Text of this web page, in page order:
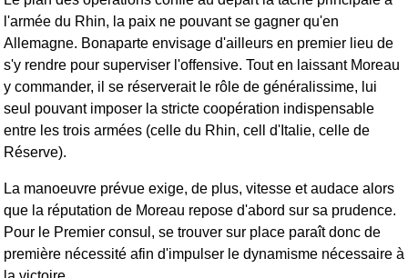
l'armée du Rhin, la paix ne pouvant se gagner qu'en
Allemagne. Bonaparte envisage d'ailleurs en premier lieu de
s'y rendre pour superviser l'offensive. Tout en laissant Moreau
y commander, il se réserverait le rôle de généralissime, lui
seul pouvant imposer la stricte coopération indispensable
entre les trois armées (celle du Rhin, cell d'Italie, celle de
Réserve).
La manoeuvre prévue exige, de plus, vitesse et audace alors
que la réputation de Moreau repose d'abord sur sa prudence.
Pour le Premier consul, se trouver sur place paraît donc de
première nécessité afin d'impulser le dynamisme nécessaire à